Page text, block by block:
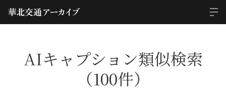
AIキャプション類似検索
（100件）